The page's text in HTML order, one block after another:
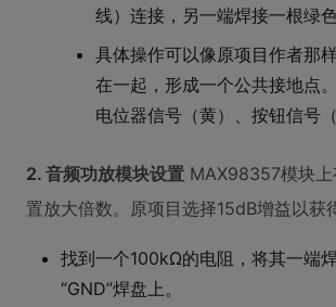
线）连接，另一端焊接一根绿
具体操作可以像原项目作者那
在一起，形成一个公共接地点
电位器信号（黄）、按钮信号
2. 音频功放模块设置 MAX98357模块
置放大倍数。原项目选择15dB增益以获
找到一个100kΩ的电阻，将其一端
“GND”焊盘上。